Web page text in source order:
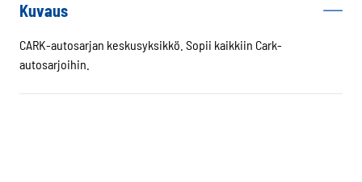
Kuvaus
CARK-autosarjan keskusyksikkö. Sopii kaikkiin Cark-
autosarjoihin.